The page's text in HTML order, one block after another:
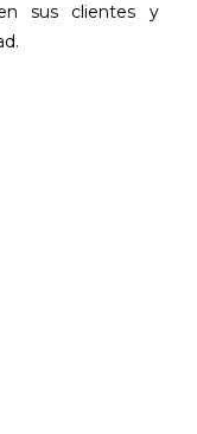
sus clientes y